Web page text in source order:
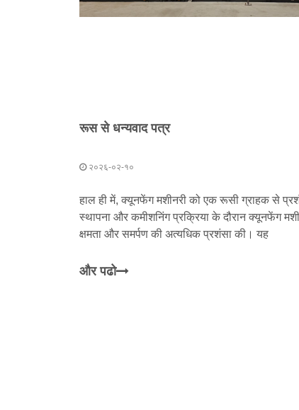
रूस से धन्यवाद पत्र
२०२६-०२-१०
हाल ही में, क्यूनफेंग मशीनरी को एक रूसी ग्राहक से
स्थापना और कमीशनिंग प्रक्रिया के दौरान क्यूनफेंग
क्षमता और समर्पण की अत्यधिक प्रशंसा की। यह
और पढो